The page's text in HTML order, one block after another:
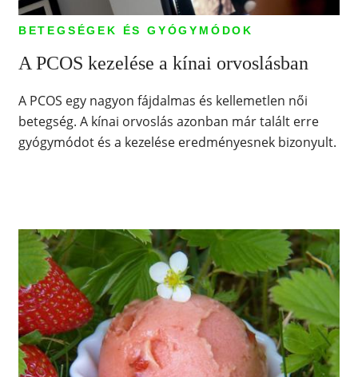
BETEGSÉGEK ÉS GYÓGYMÓDOK
A PCOS kezelése a kínai orvoslásban
A PCOS egy nagyon fájdalmas és kellemetlen női
betegség. A kínai orvoslás azonban már talált erre
gyógymódot és a kezelése eredményesnek bizonyult.